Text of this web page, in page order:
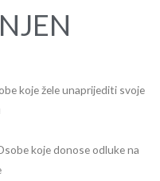
koje žele unaprijediti svoje
koje donose odluke na